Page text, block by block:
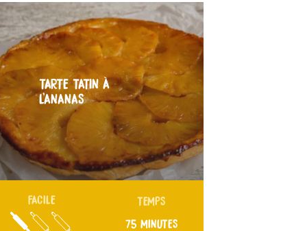
TARTE TATIN À
L’ANANAS
FACILE TEMPS
75 MINUTES